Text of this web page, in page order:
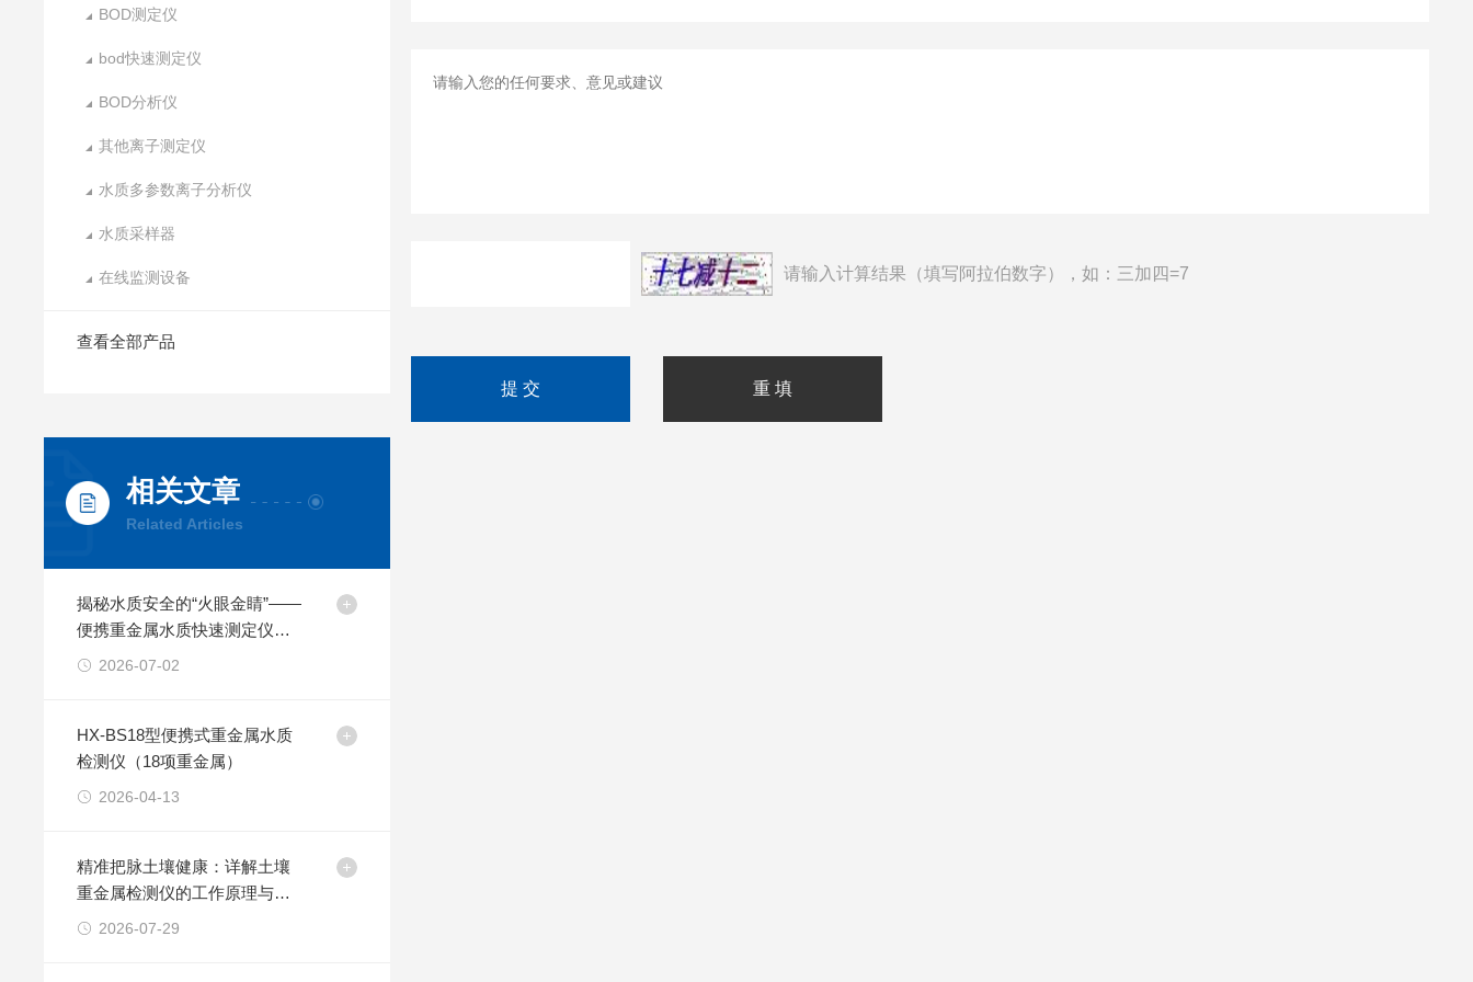
BOD测定仪
bod快速测定仪
BOD分析仪
其他离子测定仪
水质多参数离子分析仪
水质采样器
在线监测设备
查看全部产品
相关文章
Related Articles
揭秘水质安全的“火眼金睛”——
便携重金属水质快速测定仪工
作原理2026-07-02
HX-BS18型便携式重金属水质
检测仪（18项重金属）
2026-04-13
精准把脉土壤健康：详解土壤
重金属检测仪的工作原理与现
场快检技术
2026-07-29
请输入计算结果（填写阿拉伯数字），如：三加四=7